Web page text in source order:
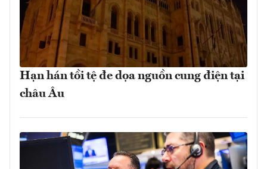
Hạn hán tồi tệ đe dọa nguồn cung điện tại
châu Âu